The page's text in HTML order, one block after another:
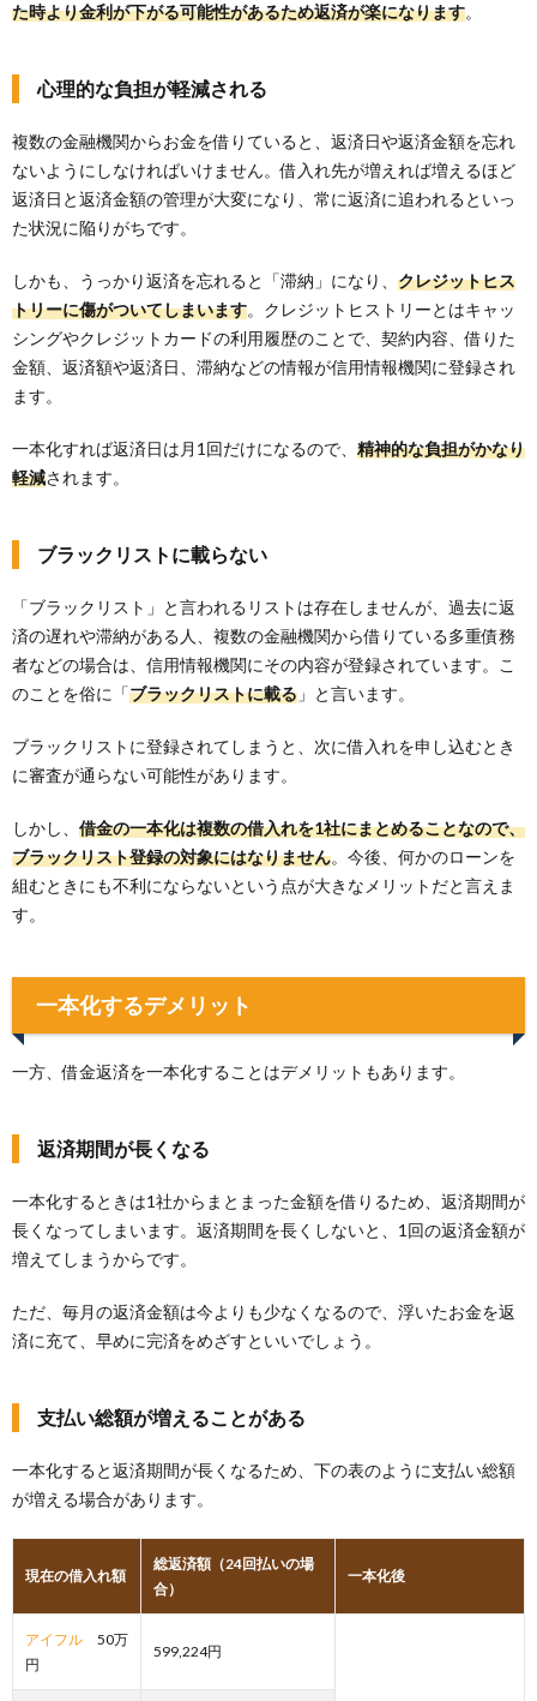
た時より金利が下がる可能性があるため返済が楽になります。
心理的な負担が軽減される
複数の金融機関からお金を借りていると、返済日や返済金額を忘れ
ないようにしなければいけません。借入れ先が増えれば増えるほど
返済日と返済金額の管理が大変になり、常に返済に追われるといっ
た状況に陥りがちです。
しかも、うっかり返済を忘れると「滞納」になり、 クレジットヒス
トリーに傷がついてしまいます。クレジットヒストリーとはキャッ
シングやクレジットカードの利用履歴のことで、契約内容、借りた
金額、返済額や返済日、滞納などの情報が信用情報機関に登録され
ます。
一本化すれば返済日は月1回だけになるので、 精神的な負担がかなり
軽減されます。
ブラックリストに載らない
「ブラックリスト」と言われるリストは存在しませんが、過去に返
済の遅れや滞納がある人、複数の金融機関から借りている多重債務
者などの場合は、信用情報機関にその内容が登録されています。こ
のことを俗に「ブラックリストに載る 」と言います。
ブラックリストに登録されてしまうと、次に借入れを申し込むとき
に審査が通らない可能性があります。
しかし、 借金の一本化は複数の借入れを1社にまとめることなので、
ブラックリスト登録の対象にはなりません。今後、何かのローンを
組むときにも不利にならないという点が大きなメリットだと言えま
す。
一本化するデメリット
一方、借金返済を一本化することはデメリットもあります。
返済期間が長くなる
一本化するときは1社からまとまった金額を借りるため、返済期間が
長くなってしまいます。返済期間を長くしないと、1回の返済金額が
増えてしまうからです。
ただ、毎月の返済金額は今よりも少なくなるので、浮いたお金を返
済に充て、早めに完済をめざすといいでしょう。
支払い総額が増えることがある
一本化すると返済期間が長くなるため、下の表のように支払い総額
が増える場合があります。
現在の借入れ額
総返済額（24回払いの場
合）
一本化後
アイフル 50万
円
599,224円